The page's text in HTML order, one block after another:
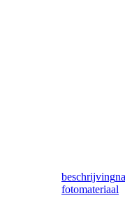
beschrijving
fotomateriaal